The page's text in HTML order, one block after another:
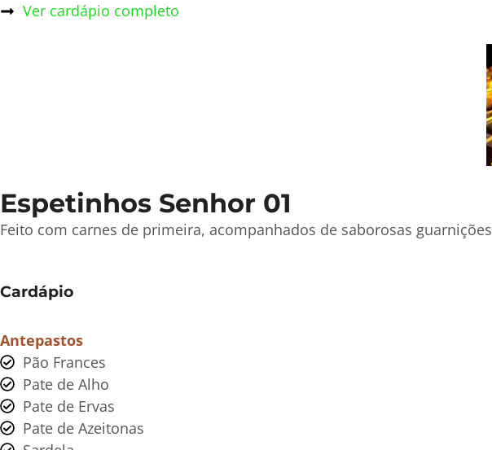
Ver cardápio completo
Espetinhos Senhor 01
Feito com carnes de primeira, acompanhados de saborosas guarnições
Cardápio
Antepastos
Pão Frances
Pate de Alho
Pate de Ervas
Pate de Azeitonas